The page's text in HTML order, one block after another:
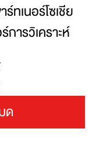
ต์
ละ
ม การใช้งาน
ในการใช้คุกกี้
ทเนอร์โซเชีย
ารวิเคราะห์
ด